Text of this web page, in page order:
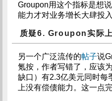
Groupon用这个指标是想
能力才对业务增长大肆投入
质疑6. Groupon实际
另一个广泛流传的帖子说
氪按，作者写错了，应该为
缺口）有2.3亿美元同时每
上没有偿债能力。这一点